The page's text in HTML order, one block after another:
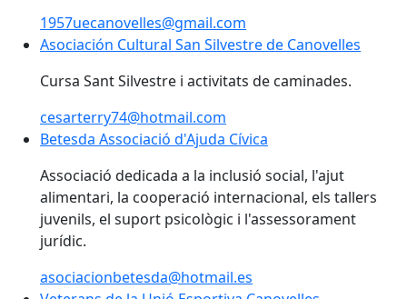
1957uecanovelles@gmail.com
Asociación Cultural San Silvestre de Canovelles
Cursa Sant Silvestre i activitats de caminades.
cesarterry74@hotmail.com
Betesda Associació d'Ajuda Cívica
Betesda Associació d'Ajuda Cívica
Associació dedicada a la inclusió social, l'ajut
alimentari, la cooperació internacional, els tallers
juvenils, el suport psicològic i l'assessorament
jurídic.
asociacionbetesda@hotmail.es